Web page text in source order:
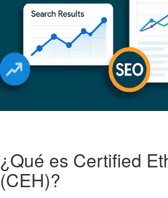
¿Qué es Certified
(CEH)?